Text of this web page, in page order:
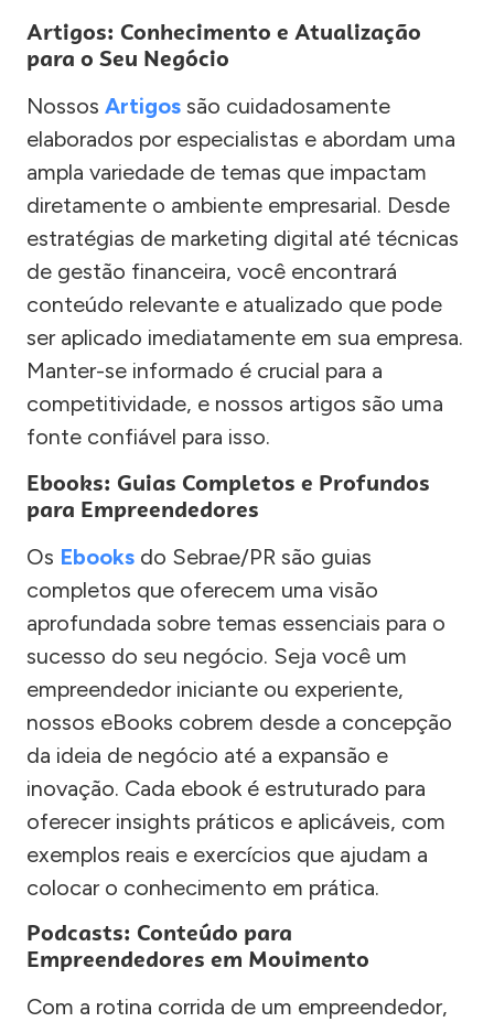
Artigos: Conhecimento e Atualização
para o Seu Negócio
Nossos Artigos são cuidadosamente
elaborados por especialistas e abordam uma
ampla variedade de temas que impactam
diretamente o ambiente empresarial. Desde
estratégias de marketing digital até técnicas
de gestão financeira, você encontrará
conteúdo relevante e atualizado que pode
ser aplicado imediatamente em sua empresa.
Manter-se informado é crucial para a
competitividade, e nossos artigos são uma
fonte confiável para isso.
Ebooks: Guias Completos e Profundos
para Empreendedores
Os Ebooks do Sebrae/PR são guias
completos que oferecem uma visão
aprofundada sobre temas essenciais para o
sucesso do seu negócio. Seja você um
empreendedor iniciante ou experiente,
nossos eBooks cobrem desde a concepção
da ideia de negócio até a expansão e
inovação. Cada ebook é estruturado para
oferecer insights práticos e aplicáveis, com
exemplos reais e exercícios que ajudam a
colocar o conhecimento em prática.
Podcasts: Conteúdo para
Empreendedores em Movimento
Com a rotina corrida de um empreendedor,